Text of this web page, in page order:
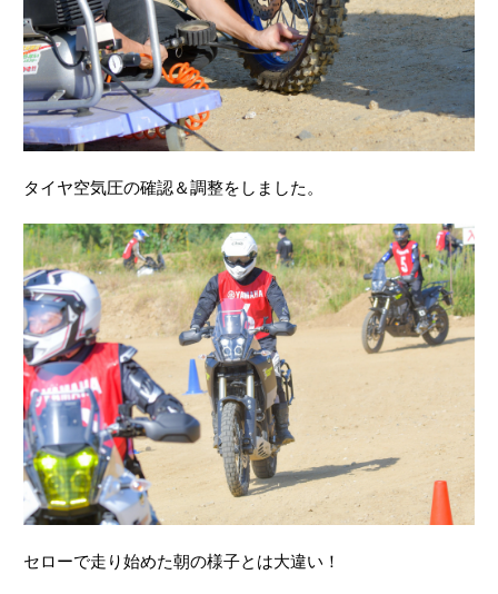
タイヤ空気圧の確認＆調整をしました。
セローで走り始めた朝の様子とは大違い！